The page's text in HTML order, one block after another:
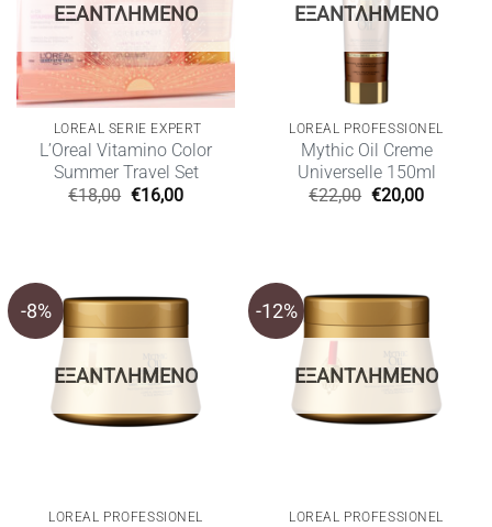
ΕΞΑΝΤΛΗΜΈΝΟ
LOREAL SERIE EXPERT
L’Oreal Vitamino Color
Summer Travel Set
€18,00 Original
€16,00Η
ΕΞΑΝΤΛΗΜΈΝΟ
LOREAL PROFESSIONEL
Mythic Oil Creme
Universelle 150ml
€22,00 Original
€20,00Η
-8%
ΕΞΑΝΤΛΗΜΈΝΟ
LOREAL PROFESSIONEL
-12%
ΕΞΑΝΤΛΗΜΈΝΟ
LOREAL PROFESSIONEL